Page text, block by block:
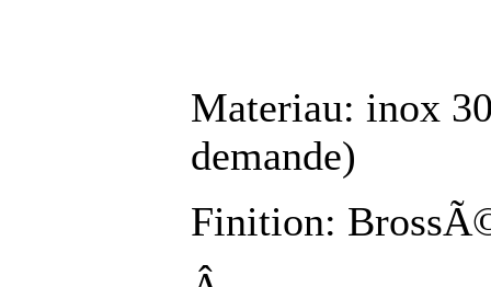
Materiau: inox
demande)
Finition: